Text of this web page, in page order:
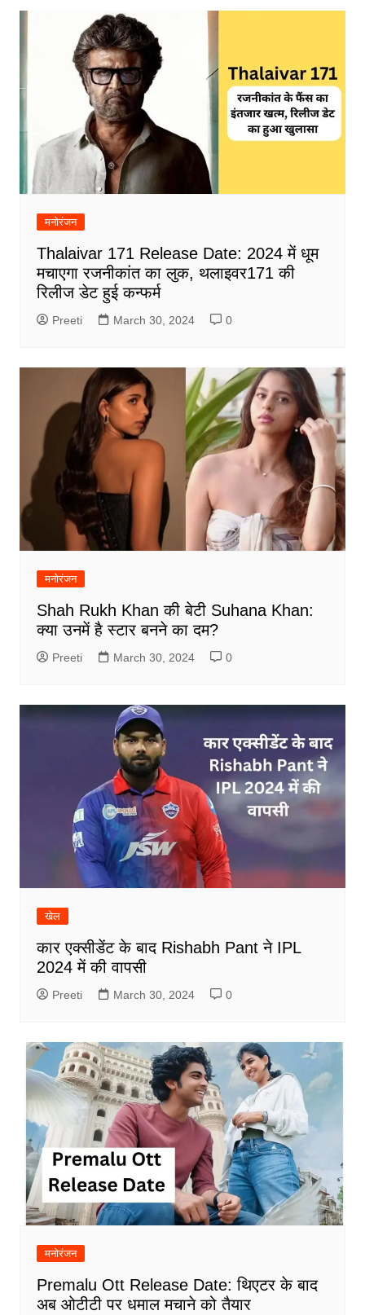
मनोरंजन
Thalaivar 171 Release Date: 2024 में धूम
मचाएगा रजनीकांत का लुक, थलाइवर171 की
रिलीज डेट हुई कन्फर्म
Preeti March 30, 2024 0
मनोरंजन
Shah Rukh Khan की बेटी Suhana Khan:
क्या उनमें है स्टार बनने का दम?
Preeti March 30, 2024 0
खेल
कार एक्सीडेंट के बाद Rishabh Pant ने IPL
2024 में की वापसी
Preeti March 30, 2024 0
मनोरंजन
Premalu Ott Release Date: थिएटर के बाद
अब ओटीटी पर धमाल मचाने को तैयार